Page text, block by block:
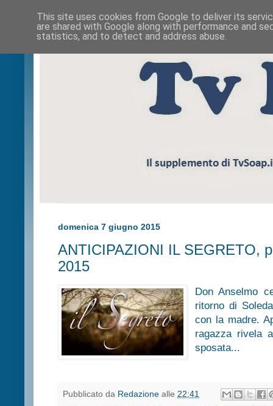
domenica 7 giugno 2015
ANTICIPAZIONI IL SEGRETO,
2015
Don Anselmo
ritorno di
con la madre.
ragazza rivela
sposata...
Pubblicato da Redazione alle 22:41
This site uses cookies from Google to deliver its
are shared with Google along with performance and
statistics, and to detect and address abuse.